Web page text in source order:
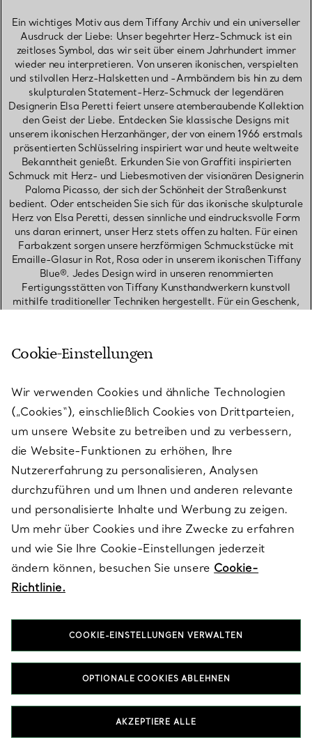
Ein wichtiges Motiv aus dem Tiffany Archiv und ein universeller
Ausdruck der Liebe: Unser begehrter Herz-Schmuck ist ein
zeitloses Symbol, das wir seit über einem Jahrhundert immer
wieder neu interpretieren. Von unseren ikonischen, verspielten
und stilvollen Herz-Halsketten und -Armbändern bis hin zu dem
skulpturalen Statement-Herz-Schmuck der legendären
Designerin Elsa Peretti feiert unsere atemberaubende Kollektion
den Geist der Liebe. Entdecken Sie klassische Designs mit
unserem ikonischen Herzanhänger, der von einem 1966 erstmals
präsentierten Schlüsselring inspiriert war und heute weltweite
Bekanntheit genießt. Erkunden Sie von Graffiti inspirierten
Schmuck mit Herz- und Liebesmotiven der visionären Designerin
Paloma Picasso, der sich der Schönheit der Straßenkunst
bedient. Oder entscheiden Sie sich für das ikonische skulpturale
Herz von Elsa Peretti, dessen sinnliche und eindrucksvolle Form
uns daran erinnert, unser Herz stets offen zu halten. Für einen
Farbakzent sorgen unsere herzförmigen Schmuckstücke mit
Emaille-Glasur in Rot, Rosa oder in unserem ikonischen Tiffany
Blue®. Jedes Design wird in unseren renommierten
Fertigungsstätten von Tiffany Kunsthandwerkern kunstvoll
mithilfe traditioneller Techniken hergestellt. Für ein Geschenk,
HALSKETTEN & ANHÄNGER
RINGE
OHRRINGE
GESCHENKE FÜR SIE
Nach Kategorie ansehen
Cookie-Einstellungen
Wir verwenden Cookies und ähnliche Technologien
(„Cookies“), einschließlich Cookies von Drittparteien,
um unsere Website zu betreiben und zu verbessern,
die Website-Funktionen zu erhöhen, Ihre
Nutzererfahrung zu personalisieren, Analysen
durchzuführen und um Ihnen und anderen relevante
und personalisierte Inhalte und Werbung zu zeigen.
Um mehr über Cookies und ihre Zwecke zu erfahren
und wie Sie Ihre Cookie-Einstellungen jederzeit
ändern können, besuchen Sie unsere Cookie-
Richtlinie.
COOKIE-EINSTELLUNGEN VERWALTEN
OPTIONALE COOKIES ABLEHNEN
AKZEPTIERE ALLE